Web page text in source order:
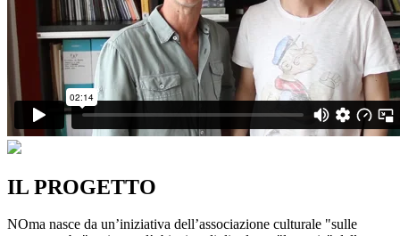
IL PROGETTO
NOma nasce da un’iniziativa dell’associazione culturale "sulle